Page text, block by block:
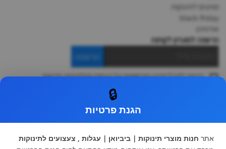
מותגים לתינוקות
black-friday
אודותינו
הרשמה למועדון לקוחות
הרשמה
ברצוני לקבל מידע ופרסומות על הנחות וקולקציות חדשות
עגלות וטיולונים
כיסא בטיחות ואביזרים
🔒
הגנת פרטיות
אתר חנות מוצרי תינוקות | ביביואן | עגלות , צעצועים לתינוקות